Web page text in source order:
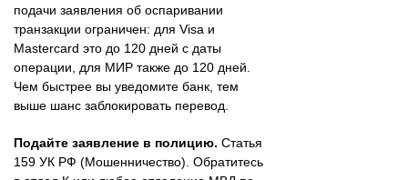
подачи заявления об оспаривании
транзакции ограничен: для Visa и
Mastercard это до 120 дней с даты
операции, для МИР также до 120 дней.
Чем быстрее вы уведомите банк, тем
выше шанс заблокировать перевод.
Подайте заявление в полицию. Статья
159 УК РФ (Мошенничество). Обратитесь